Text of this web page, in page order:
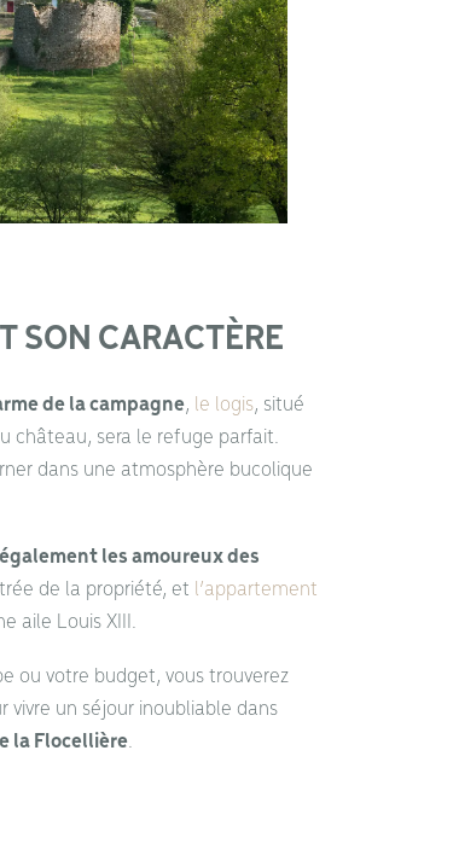
SON CARACTÈRE
de la campagne, le logis, situé
château, sera le refuge parfait.
dans une atmosphère bucolique
les amoureux des
de la propriété, et l’appartement
aile Louis XIII.
ou votre budget, vous trouverez
vivre un séjour inoubliable dans
la Flocellière